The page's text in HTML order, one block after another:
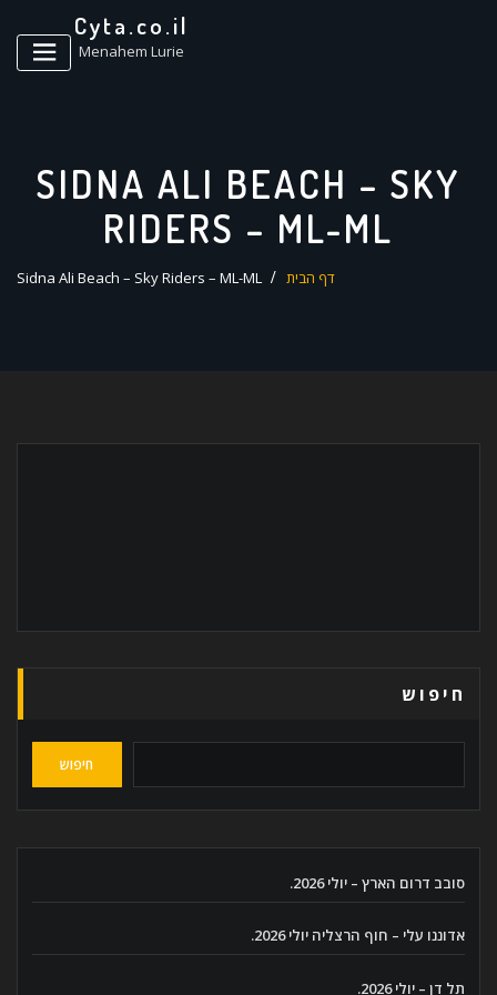
Cyta.co.il
Menahem Lurie
SIDNA ALI BEACH – SKY
RIDERS – ML-ML
דף הבית Sidna Ali Beach – Sky Riders – ML-ML
חיפוש
חיפוש
סובב דרום הארץ – יולי 2026.
אדוננו עלי – חוף הרצליה יולי 2026.
תל דן – יולי 2026.